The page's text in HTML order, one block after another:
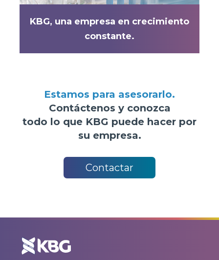
KBG, una empresa en crecimiento
constante.
Estamos para asesorarlo.
Contáctenos y conozca
todo lo que KBG puede hacer por
su empresa.
Contactar